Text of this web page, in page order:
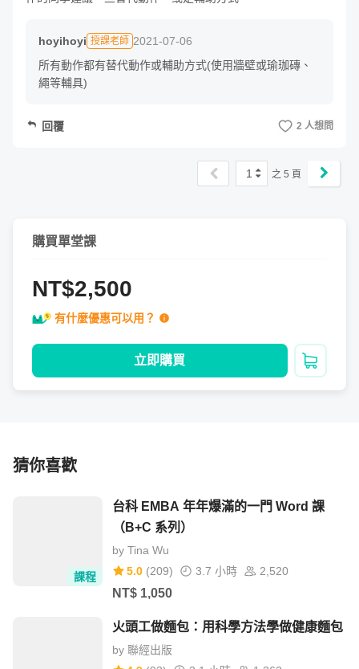
單元 4 - 秋季經絡流動：肺大腸經（手內側、肩膀前側）
單元 5 - 冬季經絡流動：腎膀胱經（全身後側、鼠蹊腿內
側）
單元 7 - 頸部放鬆穴位按摩流動（可選擇雙人瑜珈或牆瑜
珈）
單元 9 - 暖宮開髖、生理期舒緩（可選擇雙人瑜珈或牆瑜
錄製好的，可以重複觀看，有問題的話可以留言發問。
是，匯率會自動轉換，您所謂的證照是像200TT一樣由美
國瑜珈協會發出的證照對嗎？此線上課程沒有像這樣的協
會證照喔！
希望有解答到你的疑問，謝謝:)
hoyihoyi 授課老師 2021-07-06
所有動作都有替代動作或輔助方式(使用牆壁或瑜珈磚、
繩等輔具)
回覆 2 人想問
1 之 5 頁
購買單堂課
NT$2,500
有什麼優惠可以用？
立即購買
猜你喜歡
課程
台科 EMBA 年年爆滿的一門 Word 課
（B+C 系列）
by Tina Wu
5.0 (209) 3.7 小時 2,520
NT$ 1,050
火頭工做麵包：用科學方法學做健康麵包
by 聯經出版